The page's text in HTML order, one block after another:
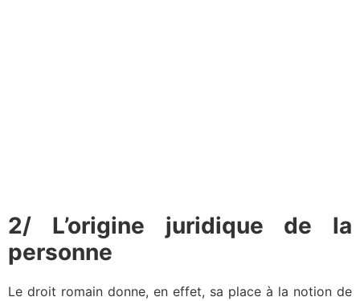
2/ L’origine juridique de la
personne
Le droit romain donne, en effet, sa place à la notion de